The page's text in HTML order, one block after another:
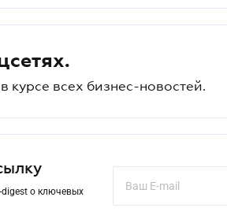
курсе всех бизнес-новостей.
digest о ключевых